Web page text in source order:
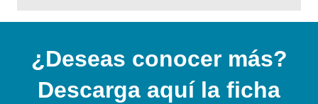
¿Deseas conocer más?
Descarga aquí la ficha